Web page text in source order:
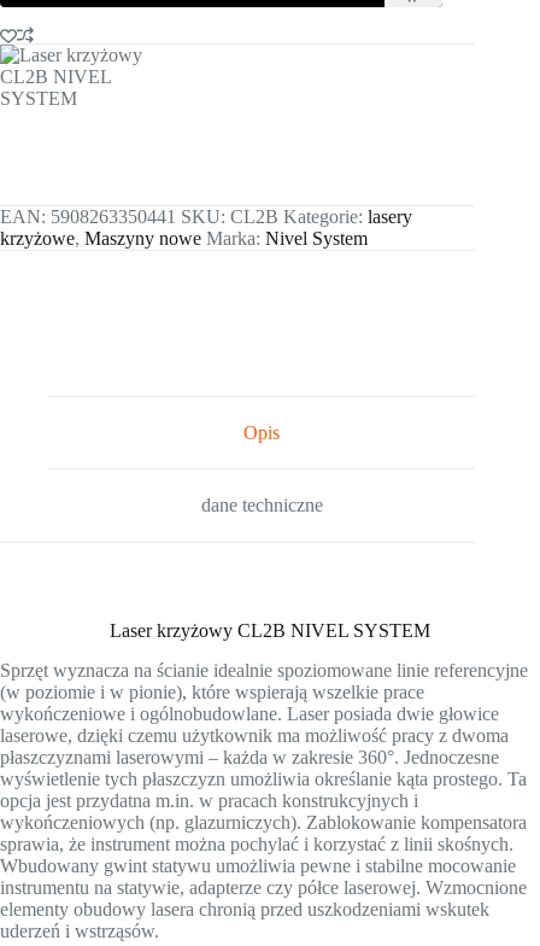
EAN: 5908263350441 SKU: CL2B Kategorie: lasery
krzyżowe, Maszyny nowe Marka: Nivel System
Opis
dane techniczne
Laser krzyżowy CL2B NIVEL SYSTEM
Sprzęt wyznacza na ścianie idealnie spoziomowane linie referencyjne
(w poziomie i w pionie), które wspierają wszelkie prace
wykończeniowe i ogólnobudowlane. Laser posiada dwie głowice
laserowe, dzięki czemu użytkownik ma możliwość pracy z dwoma
płaszczyznami laserowymi – każda w zakresie 360°. Jednoczesne
wyświetlenie tych płaszczyzn umożliwia określanie kąta prostego. Ta
opcja jest przydatna m.in. w pracach konstrukcyjnych i
wykończeniowych (np. glazurniczych). Zablokowanie kompensatora
sprawia, że instrument można pochylać i korzystać z linii skośnych.
Wbudowany gwint statywu umożliwia pewne i stabilne mocowanie
instrumentu na statywie, adapterze czy półce laserowej. Wzmocnione
elementy obudowy lasera chronią przed uszkodzeniami wskutek
uderzeń i wstrząsów.